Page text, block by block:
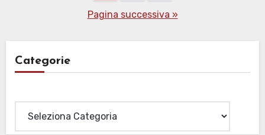
Pagina successiva »
Categorie